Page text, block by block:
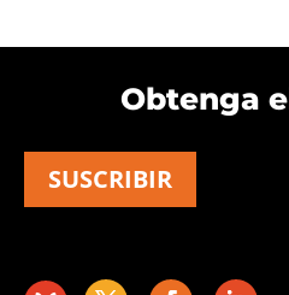
Obtenga
SUSCRIBIR